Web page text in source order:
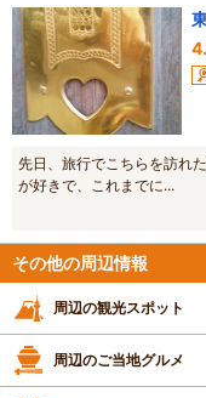
先日、旅行でこちらを訪れ
が好きで、これまでに...
その他の周辺情報
周辺の観光スポット
周辺のご当地グルメ